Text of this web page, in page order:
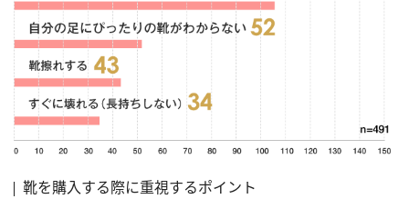
靴を購入する際に重視するポイント